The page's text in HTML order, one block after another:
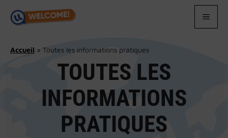
contenu
Accueil » Toutes les informations pratiques
TOUTES LES
INFORMATIONS
PRATIQUES